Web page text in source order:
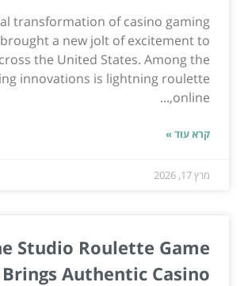
transformation of casino gaming
a new jolt of excitement to
the United States. Among the
innovations is lightning roulette
online,...
קרא עוד »
מרץ 17, 2026
Studio Roulette Game
Authentic Casino